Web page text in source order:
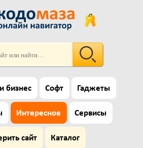
бизнес Софт Гаджеты
Интересное Сервисы
сайт Каталог